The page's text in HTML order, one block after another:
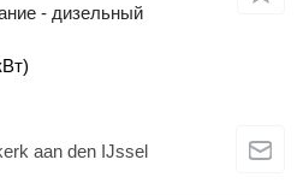
- дизельный
aan den IJssel